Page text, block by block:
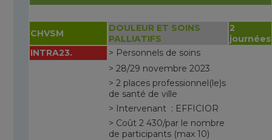
CHVSM
DOULEUR ET SOINS
PALLIATIFS
2
journées
INTRA23.
> Personnels de soins
> 28/29 novembre 2023
> 2 places professionnel(le)s
de santé de ville
> Intervenant : EFFICIOR
> Coût 2 430/par le nombre
de participants (max 10)